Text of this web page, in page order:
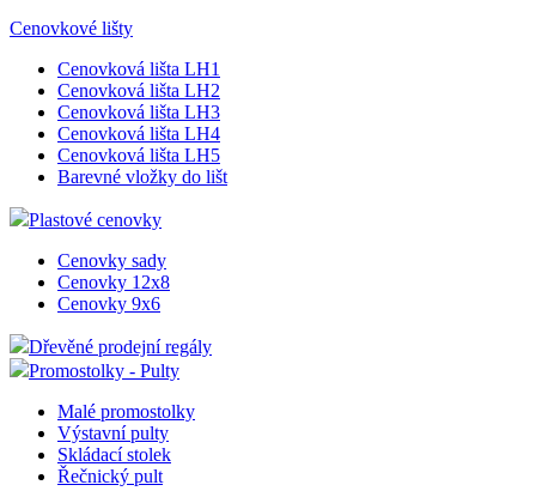
Cenovkové lišty
Cenovková lišta LH1
Cenovková lišta LH2
Cenovková lišta LH3
Cenovková lišta LH4
Cenovková lišta LH5
Barevné vložky do lišt
Plastové cenovky
Cenovky sady
Cenovky 12x8
Cenovky 9x6
Dřevěné prodejní regály
Promostolky - Pulty
Malé promostolky
Výstavní pulty
Skládací stolek
Řečnický pult